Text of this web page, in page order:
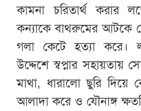
কামনা চরিতার্থ করার
কন্যাকে বাথরুমের আটকে
গলা কেটে হত্যা করে।
উদ্দেশে স্বপ্নার সহায়তায়
মাথা, ধারালো ছুরি দিয়ে
আলাদা করে ও যৌনাঙ্গ